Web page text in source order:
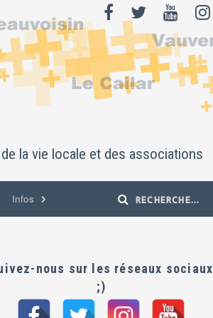
la vie locale et des associations
Infos
nous sur les réseaux sociaux
;)